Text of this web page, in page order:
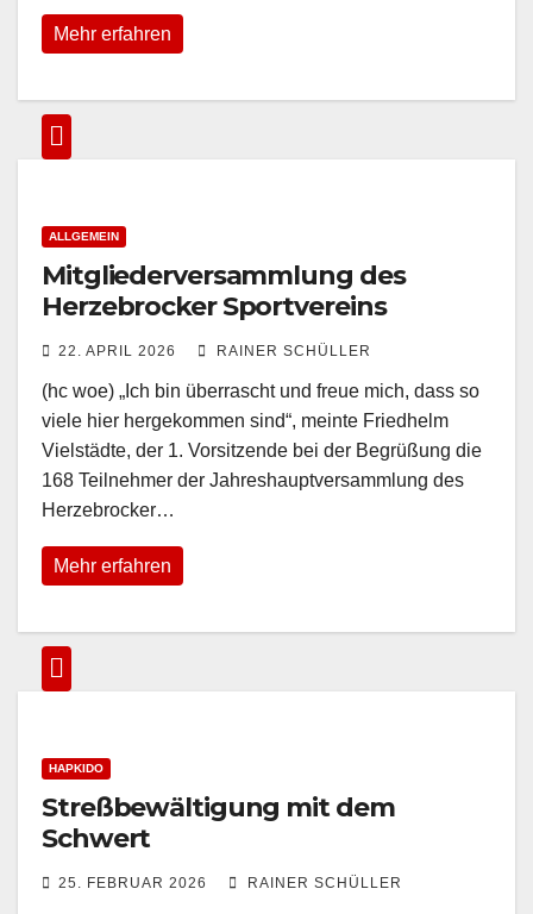
Mehr erfahren
ALLGEMEIN
Mitgliederversammlung des
Herzebrocker Sportvereins
22. APRIL 2026 RAINER SCHÜLLER
(hc woe) „Ich bin überrascht und freue mich, dass so
viele hier hergekommen sind“, meinte Friedhelm
Vielstädte, der 1. Vorsitzende bei der Begrüßung die
168 Teilnehmer der Jahreshauptversammlung des
Herzebrocker…
Mehr erfahren
HAPKIDO
Streßbewältigung mit dem
Schwert
25. FEBRUAR 2026 RAINER SCHÜLLER